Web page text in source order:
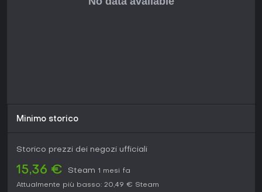
Minimo storico
Storico prezzi dei negozi ufficiali
15,36 € Steam 1 mesi fa
Attualmente più basso: 20,49 € Steam